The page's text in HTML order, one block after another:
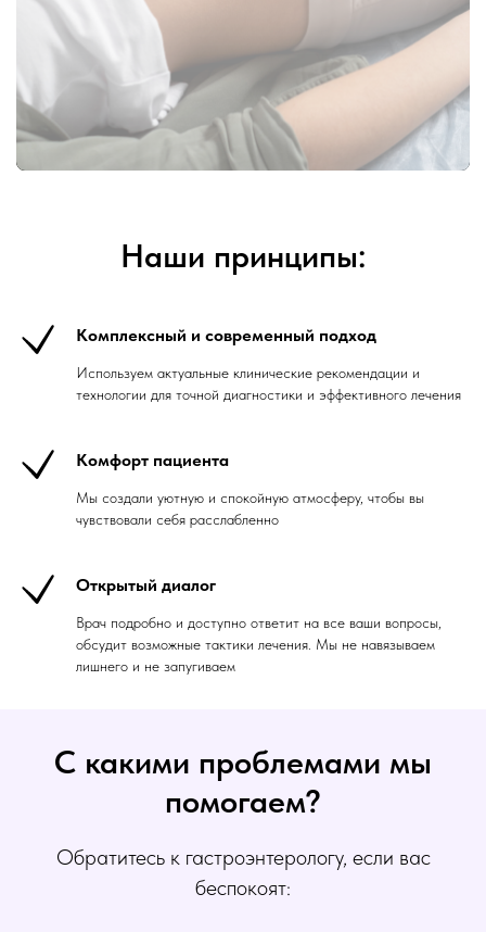
Наши принципы:
Комплексный и современный подход
Используем актуальные клинические рекомендации и
технологии для точной диагностики и эффективного лечения
Комфорт пациента
Мы создали уютную и спокойную атмосферу, чтобы вы
чувствовали себя расслабленно
Открытый диалог
Врач подробно и доступно ответит на все ваши вопросы,
обсудит возможные тактики лечения. Мы не навязываем
лишнего и не запугиваем
С какими проблемами мы
помогаем?
Обратитесь к гастроэнтерологу, если вас
беспокоят: